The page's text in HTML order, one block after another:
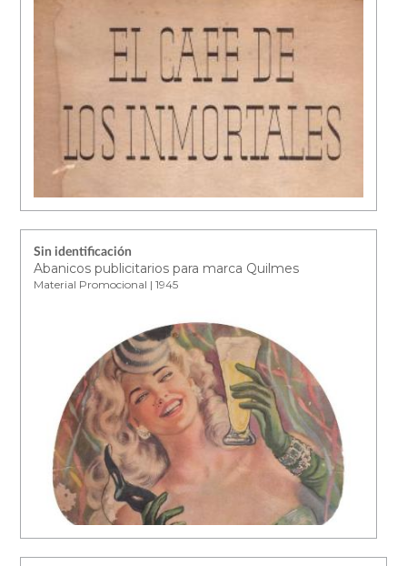
Sin identificación
Abanicos publicitarios para marca Quilmes
Material Promocional | 1945